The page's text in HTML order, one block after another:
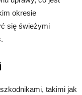
okresie
się świeżymi
takimi jak